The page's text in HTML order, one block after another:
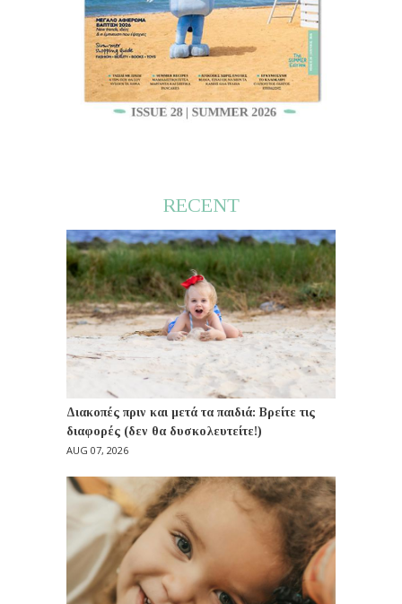
RECENT
Διακοπές πριν και μετά τα παιδιά: Βρείτε τις
διαφορές (δεν θα δυσκολευτείτε!)
AUG 07, 2026